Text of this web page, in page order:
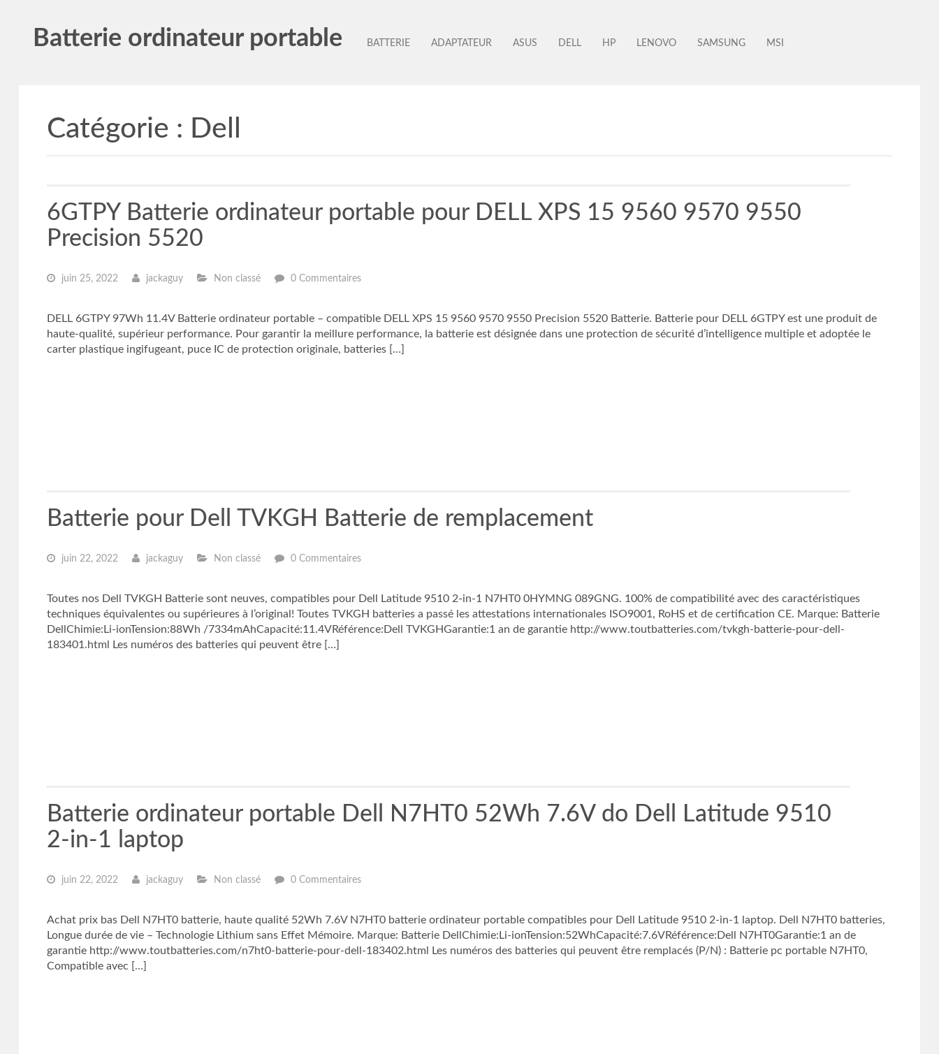
Batterie ordinateur portable BATTERIE ADAPTATEUR ASUS DELL HP LENOVO SAMSUNG MSI
Catégorie : Dell
6GTPY Batterie ordinateur portable pour DELL XPS 15 9560 9570 9550
Precision 5520
juin 25, 2022 jackaguy Non classé 0 Commentaires
DELL 6GTPY 97Wh 11.4V Batterie ordinateur portable – compatible DELL XPS 15 9560 9570 9550 Precision 5520 Batterie. Batterie pour DELL 6GTPY est une produit de
haute-qualité, supérieur performance. Pour garantir la meillure performance, la batterie est désignée dans une protection de sécurité d’intelligence multiple et adoptée le
carter plastique ingifugeant, puce IC de protection originale, batteries […]
Batterie pour Dell TVKGH Batterie de remplacement
juin 22, 2022 jackaguy Non classé 0 Commentaires
Toutes nos Dell TVKGH Batterie sont neuves, compatibles pour Dell Latitude 9510 2-in-1 N7HT0 0HYMNG 089GNG. 100% de compatibilité avec des caractéristiques
techniques équivalentes ou supérieures à l’original! Toutes TVKGH batteries a passé les attestations internationales ISO9001, RoHS et de certification CE. Marque: Batterie
DellChimie:Li-ionTension:88Wh /7334mAhCapacité:11.4VRéférence:Dell TVKGHGarantie:1 an de garantie http://www.toutbatteries.com/tvkgh-batterie-pour-dell-
183401.html Les numéros des batteries qui peuvent être […]
Batterie ordinateur portable Dell N7HT0 52Wh 7.6V do Dell Latitude 9510
2-in-1 laptop
juin 22, 2022 jackaguy Non classé 0 Commentaires
Achat prix bas Dell N7HT0 batterie, haute qualité 52Wh 7.6V N7HT0 batterie ordinateur portable compatibles pour Dell Latitude 9510 2-in-1 laptop. Dell N7HT0 batteries,
Longue durée de vie – Technologie Lithium sans Effet Mémoire. Marque: Batterie DellChimie:Li-ionTension:52WhCapacité:7.6VRéférence:Dell N7HT0Garantie:1 an de
garantie http://www.toutbatteries.com/n7ht0-batterie-pour-dell-183402.html Les numéros des batteries qui peuvent être remplacés (P/N) : Batterie pc portable N7HT0,
Compatible avec […]